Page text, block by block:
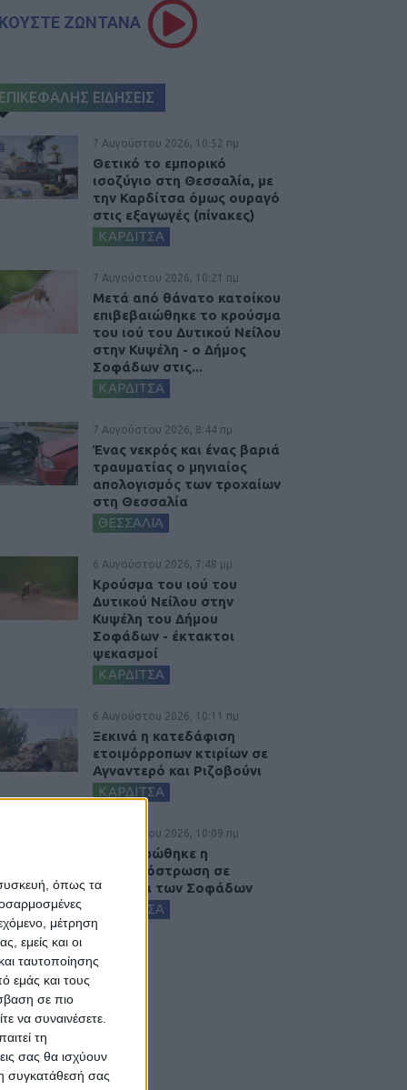
όπως τα
μέτρηση
εμείς και οι
ταυτοποίησης
εμάς και τους
σε πιο
να συναινέσετε.
τη
σας θα ισχύουν
συγκατάθεσή σας
ΖΩΝΤΑΝΑ
ΕΠΙΚΕΦΑΛΗΣ ΕΙΔΗΣΕΙΣ
7 Αυγούστου 2026, 10:52 πμ
Θετικό το εμπορικό
ισοζύγιο στη Θεσσαλία, με
την Καρδίτσα όμως ουραγό
στις εξαγωγές (πίνακες)
ΚΑΡΔΙΤΣΑ
7 Αυγούστου 2026, 10:21 πμ
Μετά από θάνατο κατοίκου
επιβεβαιώθηκε το κρούσμα
του ιού του Δυτικού Νείλου
στην Κυψέλη - ο Δήμος
Σοφάδων στις...
ΚΑΡΔΙΤΣΑ
7 Αυγούστου 2026, 8:44 πμ
Ένας νεκρός και ένας βαριά
τραυματίας ο μηνιαίος
απολογισμός των τροχαίων
στη Θεσσαλία
ΘΕΣΣΑΛΙΑ
6 Αυγούστου 2026, 7:48 μμ
Κρούσμα του ιού του
Δυτικού Νείλου στην
Κυψέλη του Δήμου
Σοφάδων - έκτακτοι
ψεκασμοί
ΚΑΡΔΙΤΣΑ
6 Αυγούστου 2026, 10:11 πμ
Ξεκινά η κατεδάφιση
ετοιμόρροπων κτιρίων σε
Αγναντερό και Ριζοβούνι
ΚΑΡΔΙΤΣΑ
6 Αυγούστου 2026, 10:09 πμ
Ολοκληρώθηκε η
ασφαλτόστρωση σε
τμήματα των Σοφάδων
ΚΑΡΔΙΤΣΑ